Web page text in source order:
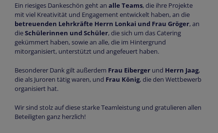
Ein riesiges Dankeschön geht an alle Teams, die ihre Projekte
mit viel Kreativität und Engagement entwickelt haben, an die
betreuenden Lehrkräfte Herrn Lonkai und Frau Gröger, an
dieSchülerinnen und Schüler, die sich um das Catering
gekümmert haben, sowie an alle, die im Hintergrund
mitorganisiert, unterstützt und angefeuert haben.
Besonderer Dank gilt außerdem Frau Eibergerund Herrn Jaag,
die als Juroren tätig waren, und Frau König, die den Wettbewerb
organisiert hat.
Wir sind stolz auf diese starke Teamleistung und gratulieren allen
Beteiligten ganz herzlich!